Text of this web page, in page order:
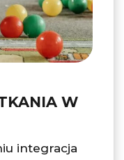
W
integracja